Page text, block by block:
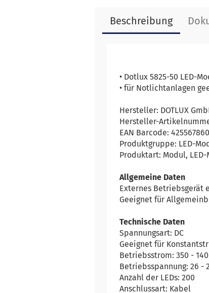
Beschreibung
• Dotlux 5825-50 LED-
• für Notlichtanlagen
Hersteller: DOTLUX
Hersteller-
EAN Barcode:
Produktgruppe: LED-
Produktart: Modul,
Allgemeine Daten
Externes Betriebsgerät
Geeignet für
Technische Daten
Spannungsart: DC
Geeignet für
Betriebsstrom: 350 -
Betriebsspannung: 26 -
Anzahl der LEDs: 200
Anschlussart: Kabel